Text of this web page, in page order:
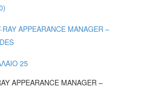
APPEARANCE MANAGER –
25
APPEARANCE MANAGER –